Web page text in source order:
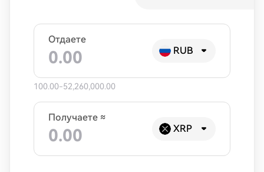
Отдаете
RUB
100.00-52,260,000.00
Получаете ≈
XRP